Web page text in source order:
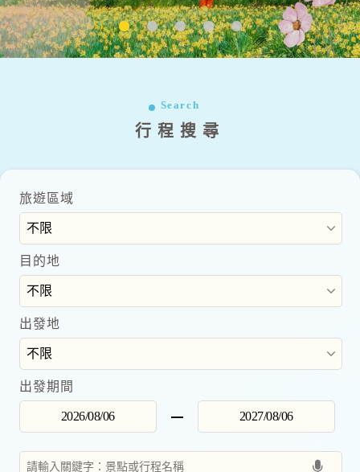
Search
行程搜尋
旅遊區域
目的地
出發地
出發期間